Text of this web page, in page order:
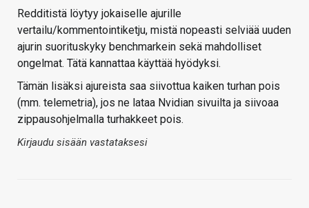
Redditistä löytyy jokaiselle ajurille
vertailu/kommentointiketju, mistä nopeasti selviää uuden
ajurin suorituskyky benchmarkein sekä mahdolliset
ongelmat. Tätä kannattaa käyttää hyödyksi.
Tämän lisäksi ajureista saa siivottua kaiken turhan pois
(mm. telemetria), jos ne lataa Nvidian sivuilta ja siivoaa
zippausohjelmalla turhakkeet pois.
Kirjaudu sisään vastataksesi